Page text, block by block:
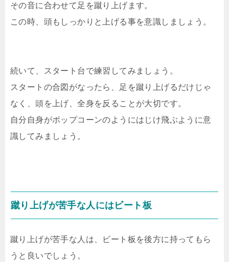
その音に合わせて足を蹴り上げます。
この時、頭もしっかりと上げる事を意識しましょう。
続いて、スタート台で練習してみましょう。
スタートの合図がなったら、足を蹴り上げるだけじゃ
なく、頭を上げ、全身を反ることが大切です。
自分自身がポップコーンのようにはじけ飛ぶように意
識してみましょう。
蹴り上げが苦手な人にはビート板
蹴り上げが苦手な人は、ビート板を後方に持ってもら
うと良いでしょう。